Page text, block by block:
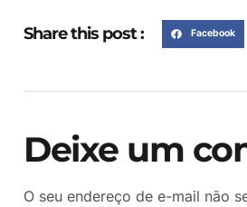
Share this post : Facebook
Deixe um
O seu endereço de e-mail não